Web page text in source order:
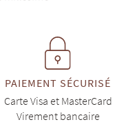
PAIEMENT SÉCURISÉ
Carte Visa et MasterCard
Virement bancaire